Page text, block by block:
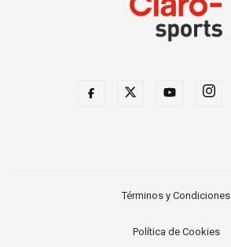
Términos y Condiciones
Política de Cookies